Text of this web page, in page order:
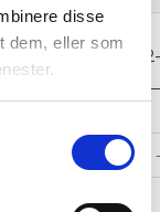
disse
dem, eller som
2023-12
-20